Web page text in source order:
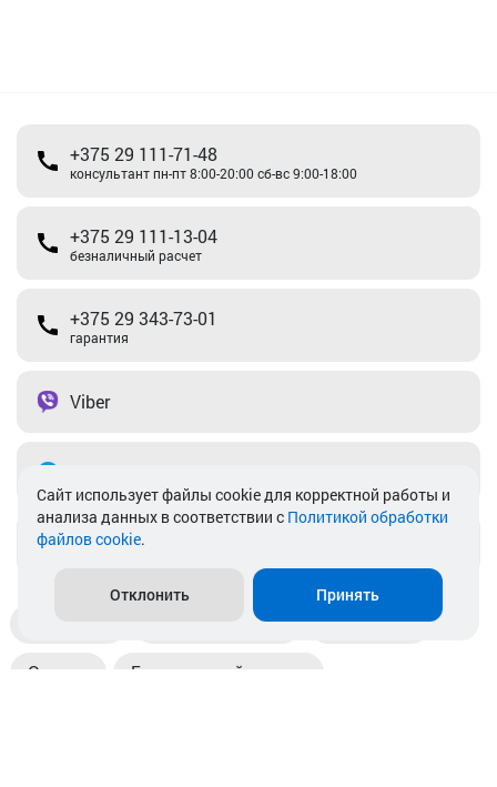
+375 29 111-71-48
консультант пн-пт 8:00-20:00 сб-вс 9:00-18:00
+375 29 111-13-04
безналичный расчет
+375 29 343-73-01
гарантия
Viber
info@akkamulik.by
Пункты выдачи Магазины
Оплата Безналичный расчет
Cайт использует файлы cookie для корректной работы и
анализа данных в соответствии с Политикой обработки
файлов cookie.
Отклонить Принять